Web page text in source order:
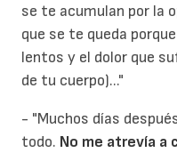
se te acumulan por la
que se te queda
lentos y el dolor que
de tu cuerpo)..."
- "Muchos días
todo. No me atrevía a